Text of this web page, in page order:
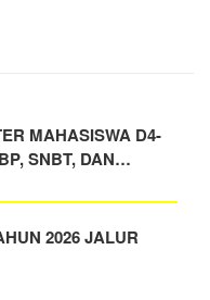
MAHASISWA D4-
SNBT, DAN…
2026 JALUR